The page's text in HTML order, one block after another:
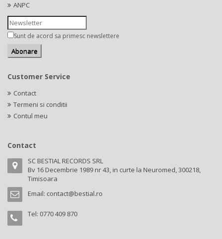
ANPC
Sunt de acord sa primesc newslettere
Customer Service
Contact
Termeni si conditii
Contul meu
Contact
SC BESTIAL RECORDS SRL
Bv 16 Decembrie 1989 nr 43, in curte la Neuromed, 300218,
Timisoara
Email: contact@bestial.ro
Tel: 0770 409 870